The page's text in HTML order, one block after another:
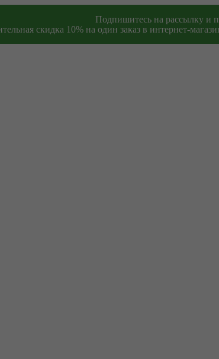
Подпишитесь на рассылку и
скидка 10% на один заказ в интернет-